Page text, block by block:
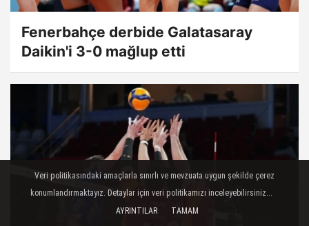
Fenerbahçe derbide Galatasaray
Daikin'i 3-0 mağlup etti
Veri politikasındaki amaçlarla sınırlı ve mevzuata uygun şekilde çerez
konumlandırmaktayız. Detaylar için veri politikamızı inceleyebilirsiniz...
AYRINTILAR
TAMAM